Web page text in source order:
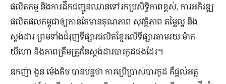
ផលិតកម្ម និងការដឹកជញ្ជូនឈានទៅរកប្រសិទ្ធិភាពខ្ពស់, ការអភិវឌ្ឍ
ផលិតផលកម្ពុជាឲ្យកាន់តែមានគុណភាព សុវត្ថិភាព តម្លៃល្អ និង
ស្តង់ដារ ព្រមទាំងជំរុញទីផ្សារផលិតខ្មែរលើទីផ្សារតាមរយៈម៉ាក
យីហោ និងភាពត្រឹមត្រូវនៃស្តង់ដារបារកូដផងដែរ។
ឧកញ៉ា ងួន ម៉េងតិច បានបន្តថា ការប្រើប្រាស់បារកូដ គឺផ្តល់អត្ថ